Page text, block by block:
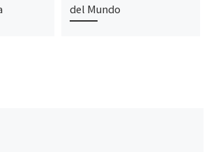
del Mundo